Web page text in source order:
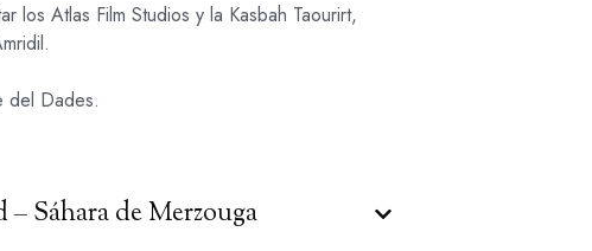
los Atlas Film Studios y la Kasbah Taourirt,
del Dades.
Sáhara de Merzouga